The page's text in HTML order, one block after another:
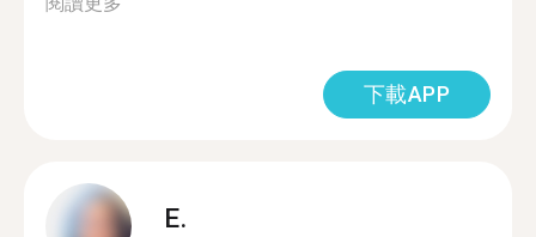
下載APP
E.